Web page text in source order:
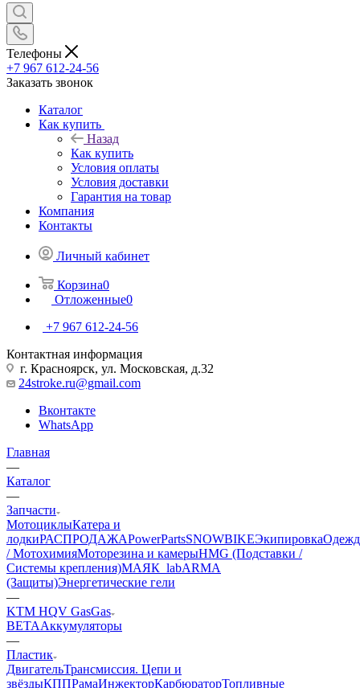
Телефоны
+7 967 612-24-56
Заказать звонок
Каталог
Как купить
Назад
Как купить
Условия оплаты
Условия доставки
Гарантия на товар
Компания
Контакты
Личный кабинет
Корзина0
Отложенные0
+7 967 612-24-56
Контактная информация
г. Красноярск, ул. Московская, д.32
24stroke.ru@gmail.com
Вконтакте
WhatsApp
Главная
—
Каталог
—
Запчасти
МотоциклыКатера и
лодкиРАСПРОДАЖАPowerPartsSNOWBIKEЭкипировка
/ МотохимияМоторезина и камерыHMG (Подставки /
Системы крепления)МАЯК_labARMA
(Защиты)Энергетические гели
—
KTM HQV GasGas
BETAАккумуляторы
—
Пластик
ДвигательТрансмиссия. Цепи и
звёздыКППРамаИнжекторКарбюраторТопливные